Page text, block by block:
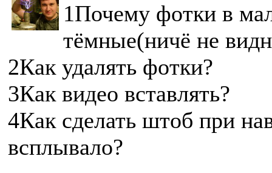
1Почему фотки в
тёмные(ничё не
2Как удалять фотки?
3Как видео вставлять?
4Как сделать штоб при
всплывало?